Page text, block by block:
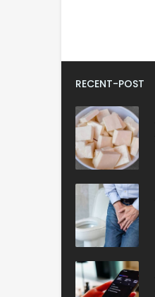
RECENT-POST